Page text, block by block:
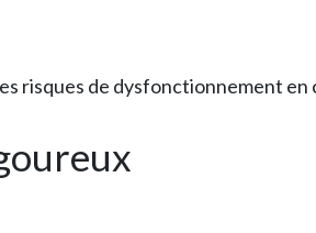
risques de dysfonctionnement en